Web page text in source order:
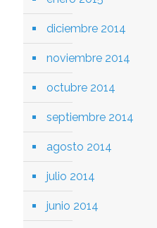
diciembre 2014
noviembre 2014
octubre 2014
septiembre 2014
agosto 2014
julio 2014
junio 2014